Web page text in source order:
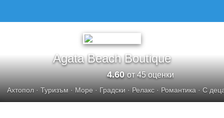
Agata Beach Boutique
4.60от 45 оценки
Ахтопол· Туризъм · Море · Градски · Релакс · Романтика · С